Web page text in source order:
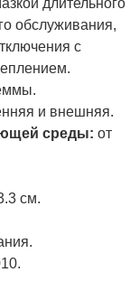
длительного
обслуживания,
с
и внешняя.
среды: от
см.